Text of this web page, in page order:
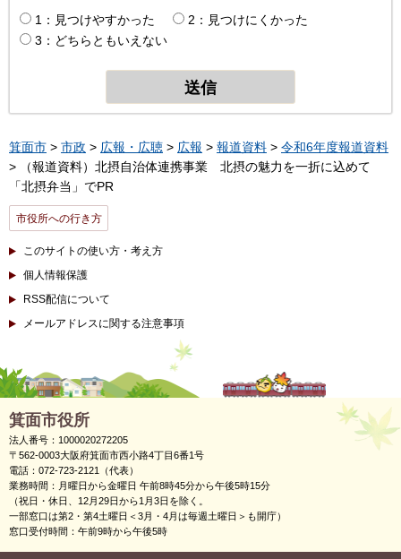
1：見つけやすかった
2：見つけにくかった
3：どちらともいえない
箕面市 > 市政 > 広報・広聴 > 広報 > 報道資料 > 令和6年度報道資料
> （報道資料）北摂自治体連携事業 北摂の魅力を一折に込めて
「北摂弁当」でPR
市役所への行き方
このサイトの使い方・考え方
個人情報保護
RSS配信について
メールアドレスに関する注意事項
箕面市役所
法人番号：1000020272205
〒562-0003大阪府箕面市西小路4丁目6番1号
電話：072-723-2121（代表）
業務時間：月曜日から金曜日 午前8時45分から午後5時15分
（祝日・休日、12月29日から1月3日を除く。
一部窓口は第2・第4土曜日＜3月・4月は毎週土曜日＞も開庁）
窓口受付時間：午前9時から午後5時